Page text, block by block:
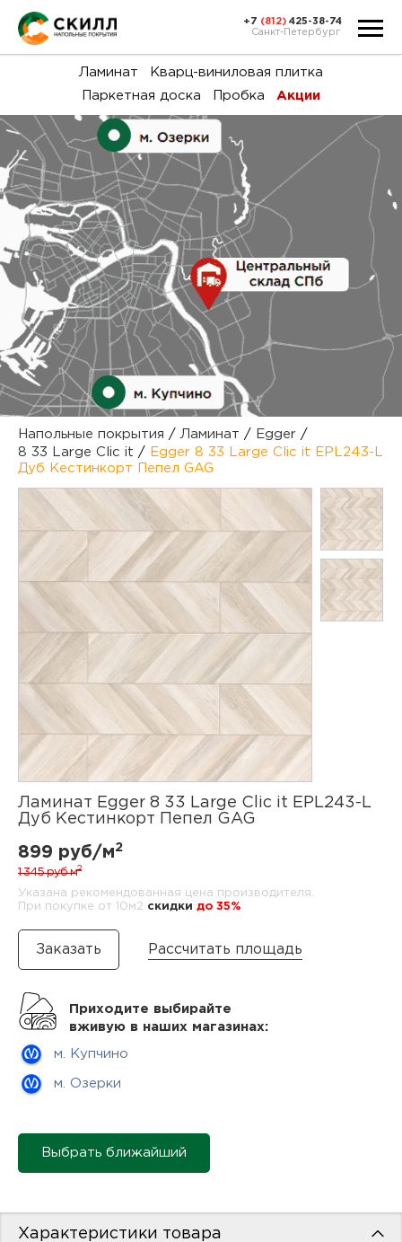
и
+7 (812) 425-38-74
Санкт-Петербург
Ламинат
Кварц-виниловая плитка
Паркетная доска
Пробка Акции
Напольные покрытия / Ламинат / Egger /
8 33 Large Clic it /
Egger 8 33 Large Clic it EPL243-L
Дуб Кестинкорт Пепел GAG
Ламинат Egger 8 33 Large Clic it EPL243-L
Дуб Кестинкорт Пепел GAG
899 руб/м2
1 345 рубм2
Указана рекомендованная цена производителя.
При покупке от 10м2 cкидки до 35%
Рассчитать площадь
Приходите выбирайте
вживую в наших магазинах:
м. Купчино
м. Озерки
Выбрать ближайший
Характеристики товара